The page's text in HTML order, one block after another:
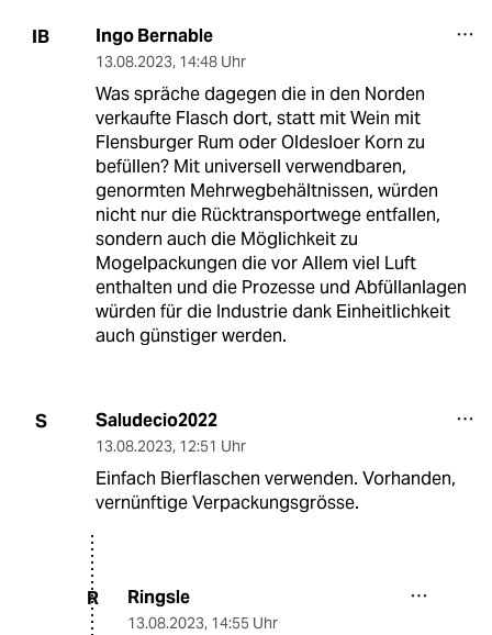
IB Ingo Bernable
13.08.2023, 14:48 Uhr
Was spräche dagegen die in den Norden
verkaufte Flasch dort, statt mit Wein mit
Flensburger Rum oder Oldesloer Korn zu
befüllen? Mit universell verwendbaren,
genormten Mehrwegbehältnissen, würden
nicht nur die Rücktransportwege entfallen,
sondern auch die Möglichkeit zu
Mogelpackungen die vor Allem viel Luft
enthalten und die Prozesse und Abfüllanlagen
würden für die Industrie dank Einheitlichkeit
auch günstiger werden.
S Saludecio2022
13.08.2023, 12:51 Uhr
Einfach Bierflaschen verwenden. Vorhanden,
vernünftige Verpackungsgrösse.
R Ringsle
13.08.2023, 14:55 Uhr